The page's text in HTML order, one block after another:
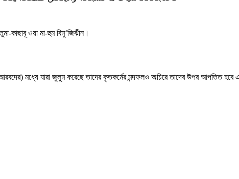
কাছাবূ ওয়া মা-হুম বিমু‘জিঝীন।
মধ্যে যারা জুলুম করেছে তাদের কৃতকর্মের মন্দফলও অচিরে তাদের উপর আপতিত হবে